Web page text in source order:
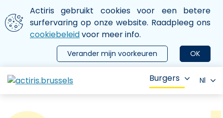
Aller au contenu principal
We gebruiken cookies
Actiris gebruikt cookies voor een betere
surfervaring op onze website. Raadpleeg ons
cookiebeleidvoor meer info.
OK
Verander mijn voorkeuren
le menu
Burgers Nl